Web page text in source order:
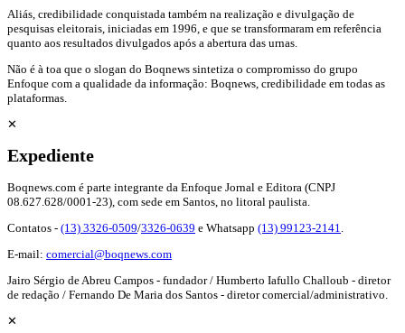
Aliás, credibilidade conquistada também na realização e divulgação de
pesquisas eleitorais, iniciadas em 1996, e que se transformaram em referência
quanto aos resultados divulgados após a abertura das urnas.
Não é à toa que o slogan do Boqnews sintetiza o compromisso do grupo
Enfoque com a qualidade da informação: Boqnews, credibilidade em todas as
plataformas.
✕
Expediente
Boqnews.com é parte integrante da Enfoque Jornal e Editora (CNPJ
08.627.628/0001-23), com sede em Santos, no litoral paulista.
Contatos - (13) 3326-0509/3326-0639 e Whatsapp (13) 99123-2141
E-mail: comercial@boqnews.com
Jairo Sérgio de Abreu Campos - fundador / Humberto Iafullo Challoub - diretor
de redação / Fernando De Maria dos Santos - diretor comercial/administrativo.
✕